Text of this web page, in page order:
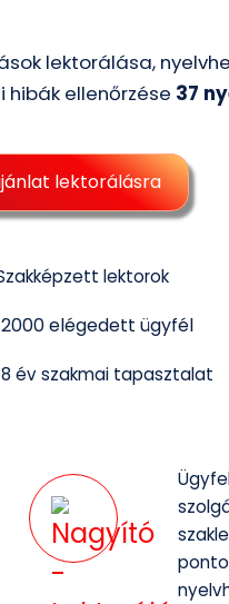
lektorálása,
hibák ellenőrzése 37
lektorálásra
lektorok
elégedett ügyfél
év szakmai tapasztalat